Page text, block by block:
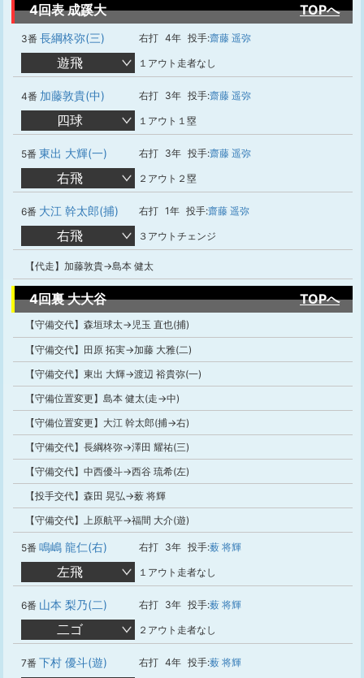
4回表 成蹊大 TOPへ
3番 長綱柊弥(三) 右打 4年 投手:齋藤 遥弥
遊飛 １アウト走者なし
4番 加藤敦貴(中) 右打 3年 投手:齋藤 遥弥
四球 １アウト１塁
5番 東出 大輝(一) 右打 3年 投手:齋藤 遥弥
右飛 ２アウト２塁
6番 大江 幹太郎(捕) 右打 1年 投手:齋藤 遥弥
右飛 ３アウトチェンジ
【代走】加藤敦貴→島本 健太
4回裏 大大谷 TOPへ
【守備交代】森垣球太→児玉 直也(捕)
【守備交代】田原 拓実→加藤 大雅(二)
【守備交代】東出 大輝→渡辺 裕貴弥(一)
【守備位置変更】島本 健太(走→中)
【守備位置変更】大江 幹太郎(捕→右)
【守備交代】長綱柊弥→澤田 耀祐(三)
【守備交代】中西優斗→西谷 琉希(左)
【投手交代】森田 晃弘→薮 将輝
【守備交代】上原航平→福間 大介(遊)
5番 鳴嶋 龍仁(右) 右打 3年 投手:薮 将輝
左飛 １アウト走者なし
6番 山本 梨乃(二) 右打 3年 投手:薮 将輝
二ゴ ２アウト走者なし
7番 下村 優斗(遊) 右打 4年 投手:薮 将輝